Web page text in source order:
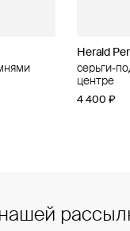
Herald
серьги-
центре
4 400 ₽